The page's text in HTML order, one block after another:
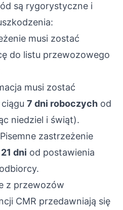
są rygorystyczne i
musi zostać
do listu przewozowego
musi zostać
7 dni roboczych od
niedziel i świąt).
Pisemne zastrzeżenie
21 dni od postawienia
z przewozów
CMR przedawniają się